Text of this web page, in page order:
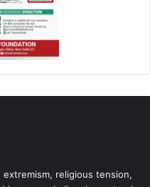
religious tension,